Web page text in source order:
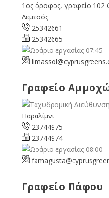
1ος όροφος, γραφείο 102
Λεμεσός
25342661
25342665
07:45 –
limassol@
Γραφείο
Παραλίμνι
23744975
23744974
08:00 –
famagusta@
Γραφείο Πάφου